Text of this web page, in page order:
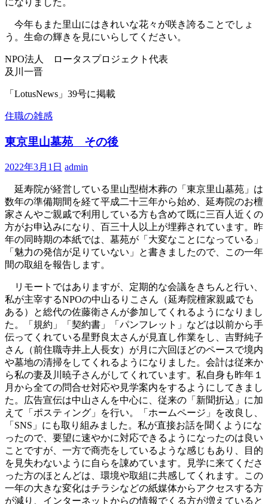
になりました。
今年もまた里山にはきれいな花々が咲き誇ることでしょ
う。生命の輝きを見にいらしてください。
NPO法人 ロータスプロジェクト代表
及川一晋
「LotusNews」39号に掲載
住職の雑感
東京里山墓苑 その後
2022年3月1日 admin
延寿院が経営している里山型樹木葬の「東京里山墓苑」は
数年の準備期間を経て平成二十三年から始め、延寿院のお檀
家さんやご親戚で利用している方も含めて既に三百人近くの
方がお申込みになり、百三十人以上が埋葬されています。昨
年の同時期の本紙では、墓苑が「大変なことになっている」
「魅力の発信が足りていない」と書きましたので、この一年
間の取組を報告します。
リモートではありますが、定期的な会議をきちんと行い、
私が主宰するNPOの中山るりこさん（延寿院檀家親戚でも
ある）と総代の佐藤衛さんが参加してくれるようになりまし
た。「規約」「契約書」「パンフレット」などは以前から手
伝ってくれている星野良太さんが見直し作業をし、吉野純子
さん（前住職寺井上人長女）が月に六回ほどのペースで境内
や墓地の清掃をしてくれるようになりました。会計は従来か
ら私の妻及川暁子さんがしてくれています。私自身も昨年１
月から全ての問合せ対応や見学案内をするようにしてきまし
た。広告宣伝は中山さんを中心に、従来の「新聞折込」に加
えて「ポスティング」を行い。「ホームページ」を改良し、
「SNS」にも取り組みました。私が直接お話を聞くようにな
ったので、要望に速やかに対応できるようになったのは良い
ことですが、一方で商売をしているような感じもあり、目的
を見失わないように自らを諌めています。見学に来てくださ
った方のほとんどは、環境や取組に共感してくれます。この
一年の大きな変化はチラシなどの紙媒体からアクセスする方
が減り、インターネットからの情報でくる方が増えていると